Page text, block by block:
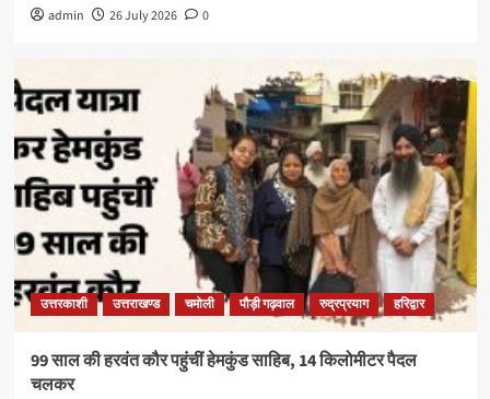
admin 26 July 2026 0
उत्तरकाशी उत्तराखण्ड चमोली पौड़ी गढ़वाल रुद्रप्रयाग हरिद्वार
99 साल की हरवंत कौर पहुंचीं हेमकुंड साहिब, 14 किलोमीटर पैदल
चलकर